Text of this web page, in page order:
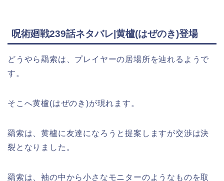
呪術廻戦239話ネタバレ|黄櫨(はぜのき)登場
どうやら羂索は、プレイヤーの居場所を辿れるようで
す。
そこへ黄櫨(はぜのき)が現れます。
羂索は、黄櫨に友達になろうと提案しますが交渉は決
裂となりました。
羂索は、袖の中から小さなモニターのようなものを取